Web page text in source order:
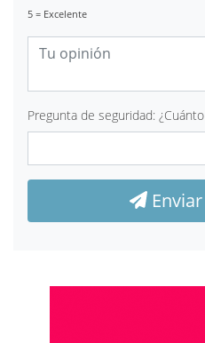
5 = Excelente
Pregunta de seguridad: